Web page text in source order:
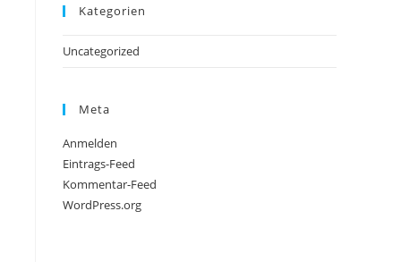
Kategorien
Uncategorized
Meta
Anmelden
Eintrags-Feed
Kommentar-Feed
WordPress.org